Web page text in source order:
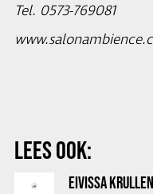
Tel. 0573-769081
LEES OOK:
EIVISSA